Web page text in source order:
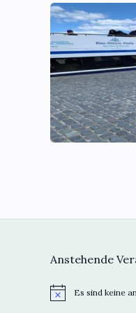
Anstehende
H
Es sind keine